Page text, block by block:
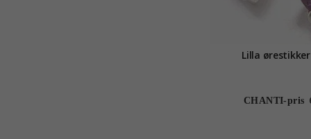
Lilla
CHANTI-pris